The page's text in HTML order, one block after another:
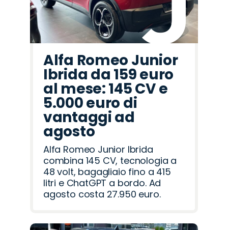
Alfa Romeo Junior
Ibrida da 159 euro
al mese: 145 CV e
5.000 euro di
vantaggi ad
agosto
Alfa Romeo Junior Ibrida
combina 145 CV, tecnologia a
48 volt, bagagliaio fino a 415
litri e ChatGPT a bordo. Ad
agosto costa 27.950 euro.